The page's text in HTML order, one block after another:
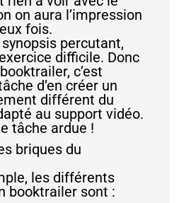
on aura l’impression
fois.
percutant,
difficile. Donc
c’est
d’en créer un
différent du
au support vidéo.
tâche ardue !
briques du
les différents
booktrailer sont :